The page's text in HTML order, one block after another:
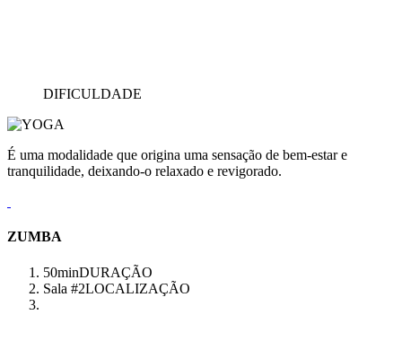
DIFICULDADE
É uma modalidade que origina uma sensação de bem-estar e
tranquilidade, deixando-o relaxado e revigorado.
ZUMBA
50minDURAÇÃO
Sala #2LOCALIZAÇÃO